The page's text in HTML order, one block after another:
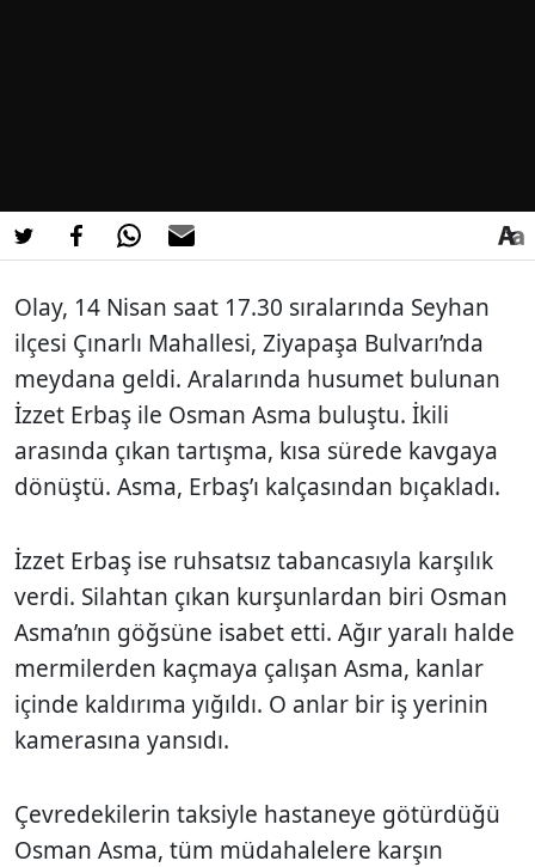
Olay, 14 Nisan saat 17.30 sıralarında Seyhan
ilçesi Çınarlı Mahallesi, Ziyapaşa Bulvarı’nda
meydana geldi. Aralarında husumet bulunan
İzzet Erbaş ile Osman Asma buluştu. İkili
arasında çıkan tartışma, kısa sürede kavgaya
dönüştü. Asma, Erbaş’ı kalçasından bıçakladı.
İzzet Erbaş ise ruhsatsız tabancasıyla karşılık
verdi. Silahtan çıkan kurşunlardan biri Osman
Asma’nın göğsüne isabet etti. Ağır yaralı halde
mermilerden kaçmaya çalışan Asma, kanlar
içinde kaldırıma yığıldı. O anlar bir iş yerinin
kamerasına yansıdı.
Çevredekilerin taksiyle hastaneye götürdüğü
Osman Asma, tüm müdahalelere karşın